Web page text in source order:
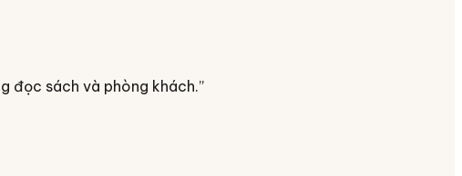
đọc sách và phòng khách.”